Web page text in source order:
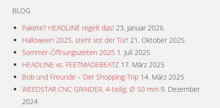
BLOG
Pakete? HEADLINE regelt das! 23. Januar 2026
Halloween 2025, steht vor der Tür! 21. Oktober 2025
Sommer-Öffnungszeiten 2025 1. Juli 2025
HEADLINE vs. FEETMADEBEATZ 17. März 2025
Bob und Freunde – Der Shopping-Trip 14. März 2025
WEEDSTAR CNC GRINDER, 4-teilig, Ø 50 mm 9. Dezember
2024